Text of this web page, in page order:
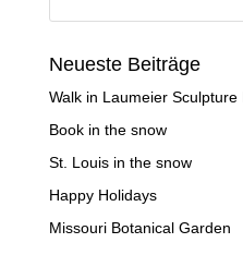
Neueste Beiträge
Walk in Laumeier Sculpture
Book in the snow
St. Louis in the snow
Happy Holidays
Missouri Botanical Garden